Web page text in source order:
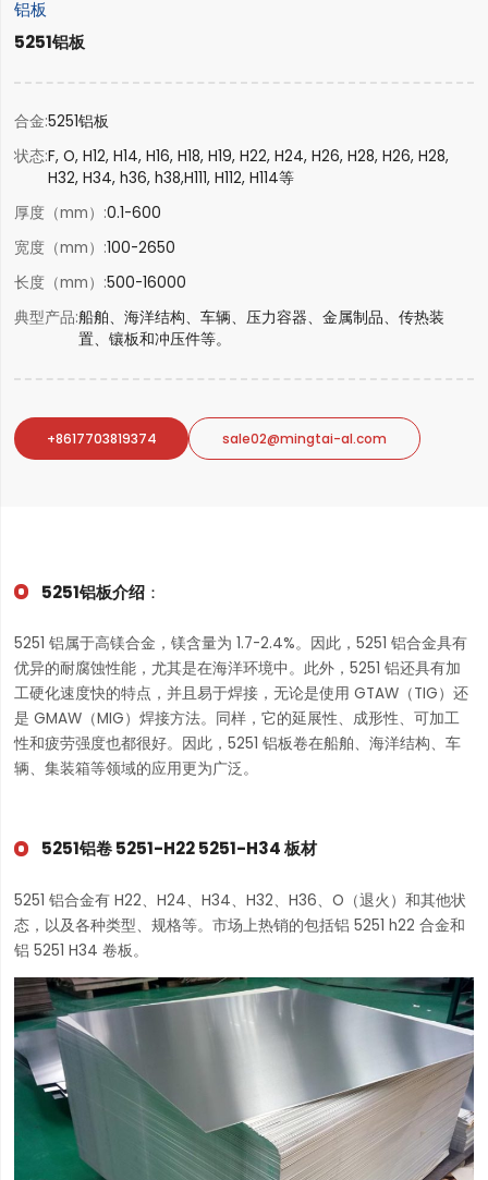
铝板
5251铝板
合金 5251铝板
状态F, O, H12, H14, H16, H18, H19, H22, H24, H26, H28, H26, H28,
H32, H34, h36, h38,H111, H112, H114等
厚度（mm）
0.1-600
宽度（mm）
100-2650
长度（mm）
500-16000
典型产品 船舶、海洋结构、车辆、压力容器、金属制品、传热装
置、镶板和冲压件等。
+8617703819374 sale02@mingtai-al.com
5251铝板介绍 ：
5251 铝属于高镁合金，镁含量为 1.7-2.4%。因此，5251 铝合金具有
优异的耐腐蚀性能，尤其是在海洋环境中。此外，5251 铝还具有加
工硬化速度快的特点，并且易于焊接，无论是使用 GTAW（TIG）还
是 GMAW（MIG）焊接方法。同样，它的延展性、成形性、可加工
性和疲劳强度也都很好。因此，5251 铝板卷在船舶、海洋结构、车
辆、集装箱等领域的应用更为广泛。
5251铝卷 5251-H22 5251-H34 板材
5251 铝合金有 H22、H24、H34、H32、H36、O（退火）和其他状
态，以及各种类型、规格等。市场上热销的包括铝 5251 h22 合金和
铝 5251 H34 卷板。